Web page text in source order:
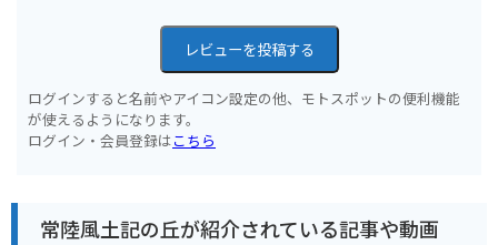
レビューを投稿する
ログインすると名前やアイコン設定の他、モトスポットの便利機能
が使えるようになります。
ログイン・会員登録はこちら
常陸風土記の丘が紹介されている記事や動画